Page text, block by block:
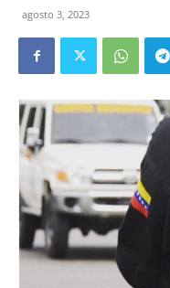
agosto 3, 2023